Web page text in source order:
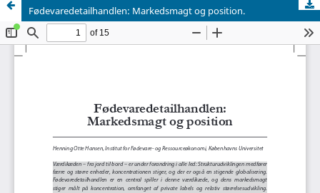
Fødevaredetailhandlen: Markedsmagt og position.